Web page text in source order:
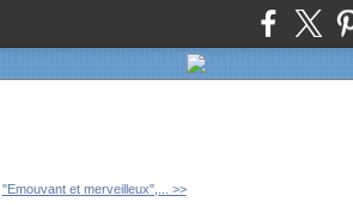
"Emouvant et merveilleux",... >>